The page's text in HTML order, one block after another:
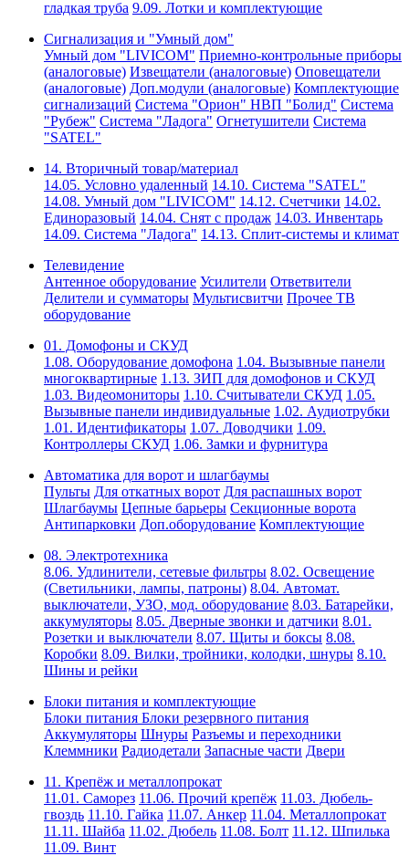
гладкая труба 9.09. Лотки и комплектующие
Сигнализация и "Умный дом"
Умный дом "LIVICOM" Приемно-контрольные приборы
(аналоговые) Извещатели (аналоговые) Оповещатели
(аналоговые) Доп.модули (аналоговые) Комплектующие
сигнализаций Система "Орион" НВП "Болид" Система
"Рубеж" Система "Ладога" Огнетушители Система
"SATEL"
14. Вторичный товар/материал
14.05. Условно удаленный 14.10. Система "SATEL"
14.08. Умный дом "LIVICOM" 14.12. Счетчики 14.02.
Единоразовый 14.04. Снят с продаж 14.03. Инвентарь
14.09. Система "Ладога" 14.13. Сплит-системы и климат
Телевидение
Антенное оборудование Усилители Ответвители
Делители и сумматоры Мультисвитчи Прочее ТВ
оборудование
01. Домофоны и СКУД
1.08. Оборудование домофона 1.04. Вызывные панели
многоквартирные 1.13. ЗИП для домофонов и СКУД
1.03. Видеомониторы 1.10. Считыватели СКУД 1.05.
Вызывные панели индивидуальные 1.02. Аудиотрубки
1.01. Идентификаторы 1.07. Доводчики 1.09.
Контроллеры СКУД 1.06. Замки и фурнитура
Автоматика для ворот и шлагбаумы
Пульты Для откатных ворот Для распашных ворот
Шлагбаумы Цепные барьеры Секционные ворота
Антипарковки Доп.оборудование Комплектующие
08. Электротехника
8.06. Удлинители, сетевые фильтры 8.02. Освещение
(Светильники, лампы, патроны) 8.04. Автомат.
выключатели, УЗО, мод. оборудование 8.03. Батарейки,
аккумуляторы 8.05. Дверные звонки и датчики 8.01.
Розетки и выключатели 8.07. Щиты и боксы 8.08.
Коробки 8.09. Вилки, тройники, колодки, шнуры 8.10.
Шины и рейки
Блоки питания и комплектующие
Блоки питания Блоки резервного питания
Аккумуляторы Шнуры Разъемы и переходники
Клеммники Радиодетали Запасные части Двери
11. Крепёж и металлопрокат
11.01. Саморез 11.06. Прочий крепёж 11.03. Дюбель-
гвоздь 11.10. Гайка 11.07. Анкер 11.04. Металлопрокат
11.11. Шайба 11.02. Дюбель 11.08. Болт 11.12. Шпилька
11.09. Винт